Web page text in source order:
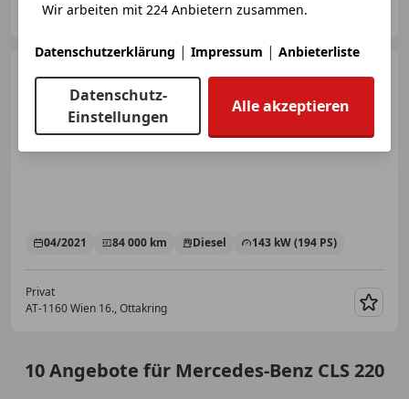
AT-4664 Laakirchen
Mercedes-Benz CLS 220
€ 49 100
04/2021 84 000 km Diesel 143 kW (194 PS)
Privat
AT-1160 Wien 16., Ottakring
10Angebote für Mercedes-Benz CLS 220
Wir arbeiten mit 224 Anbietern zusammen.
Datenschutzerklärung | Impressum | Anbieterliste
Datenschutz-
Einstellungen
Alle akzeptieren